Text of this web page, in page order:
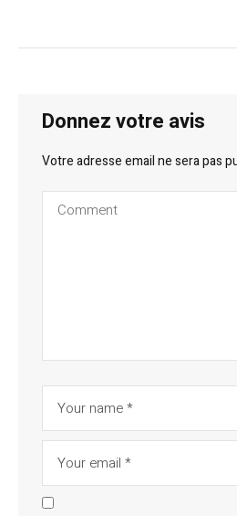
Donnez votre avis
Votre adresse email ne sera pas